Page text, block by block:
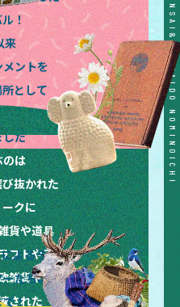
！
来
ントを
として
海道と
た
は
抜かれた
クに
貨や道具
フトやアート
雑貨や花々
された
よるライブと
たちによる
！